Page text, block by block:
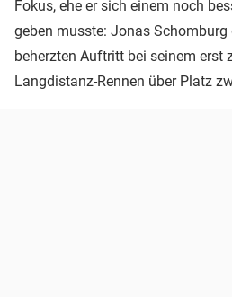
Fokus, ehe er sich einem noch
geben musste: Jonas
beherzten Auftritt bei seinem erst
Langdistanz-Rennen über Platz